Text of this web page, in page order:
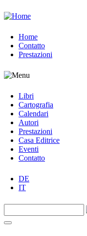
Jump to navigation
Home
Contatto
Prestazioni
Libri
Cartografia
Calendari
Autori
Prestazioni
Casa Editrice
Eventi
Contatto
DE
IT
Form di ricerca